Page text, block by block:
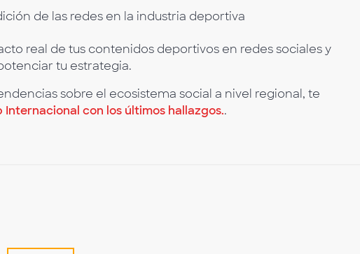
de las redes en la industria deportiva
real de tus contenidos deportivos en redes sociales y
tu estrategia.
sobre el ecosistema social a nivel regional, te
Internacional con los últimos hallazgos..